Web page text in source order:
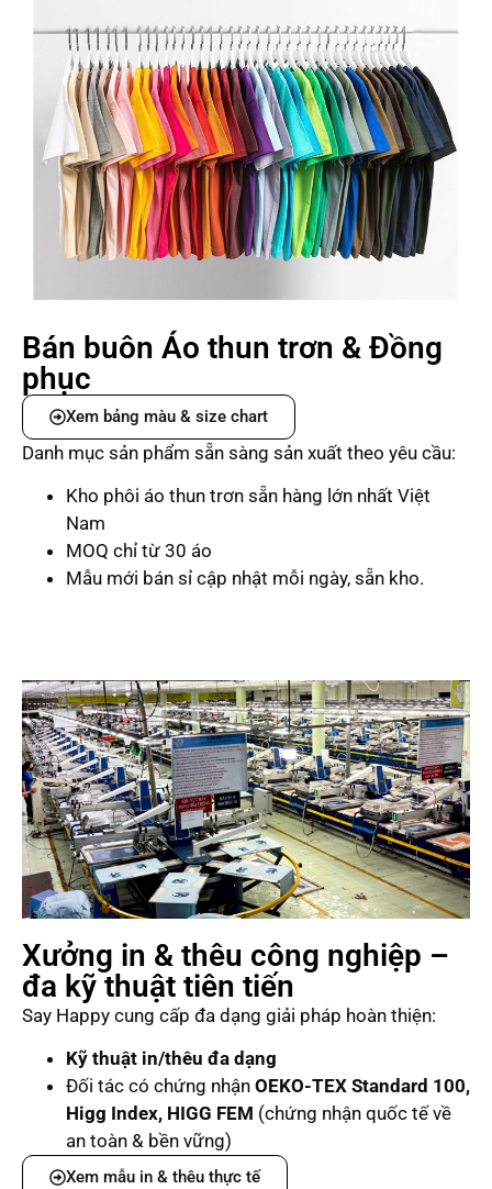
Bán buôn Áo thun trơn & Đồng
phục
Xem bảng màu & size chart
Danh mục sản phẩm sẵn sàng sản xuất theo yêu cầu:
Kho phôi áo thun trơn sẵn hàng lớn nhất Việt
Nam
MOQ chỉ từ 30 áo
Mẫu mới bán sỉ cập nhật mỗi ngày, sẵn kho.
Xưởng in & thêu công nghiệp –
đa kỹ thuật tiên tiến
Say Happy cung cấp đa dạng giải pháp hoàn thiện:
Kỹ thuật in/thêu đa dạng
Đối tác có chứng nhận OEKO-TEX Standard 100,
Higg Index, HIGG FEM (chứng nhận quốc tế về
an toàn & bền vững)
Xem mẫu in & thêu thực tế